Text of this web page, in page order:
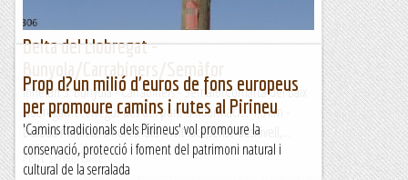
Delta del Llobregat -
Itinerari 3: Bunyola - Carrabiners - SemàforComarca del Baix
LlobregatRecorregut des del punt d'Informació: 4,6 km -
Durada mínima: 3 horesRuta molt fàcil,sense desnivell,...
Fent senderisme
Prop d?un milió d'euros de fons europeus
per promoure camins i rutes al Pirineu
'Camins tradicionals dels Pirineus' vol promoure la
conservació, protecció i foment del patrimoni natural i
cultural de la serralada